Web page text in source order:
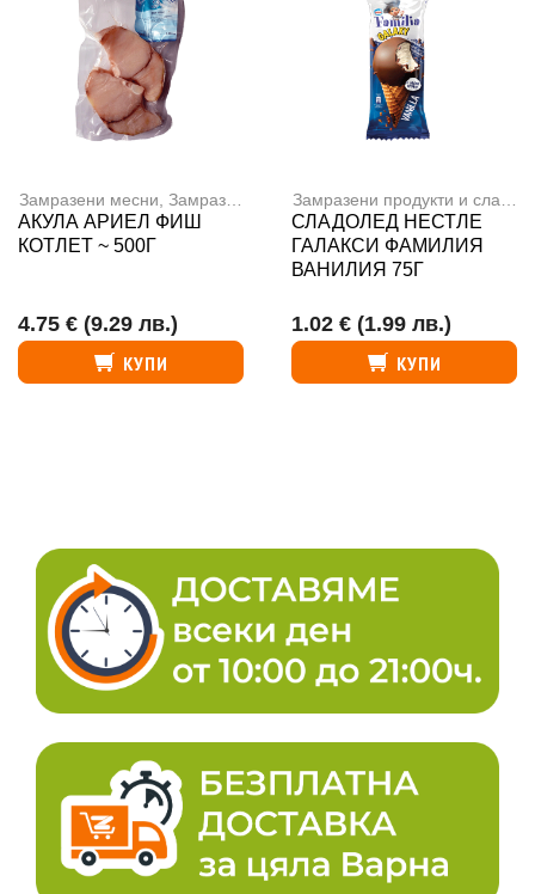
Замразени месни Замразени продукти и сладолед
АКУЛА АРИЕЛ ФИШ
КОТЛЕТ ~ 500Г
4.75 € (9.29 лв.)
КУПИ
СЛАДОЛЕД НЕСТЛЕ
ГАЛАКСИ ФАМИЛИЯ
ВАНИЛИЯ 75Г
1.02 € (1.99 лв.)
КУПИ